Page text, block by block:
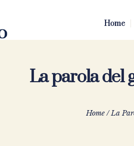
Home
La parola del
Home /La